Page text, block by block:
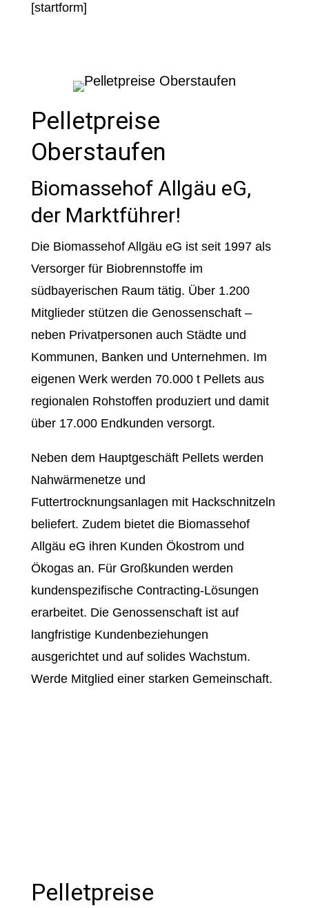
[startform]
Pelletpreise
Oberstaufen
Biomassehof Allgäu eG,
der Marktführer!
Die Biomassehof Allgäu eG ist seit 1997 als
Versorger für Biobrennstoffe im
südbayerischen Raum tätig. Über 1.200
Mitglieder stützen die Genossenschaft –
neben Privatpersonen auch Städte und
Kommunen, Banken und Unternehmen. Im
eigenen Werk werden 70.000 t Pellets aus
regionalen Rohstoffen produziert und damit
über 17.000 Endkunden versorgt.
Neben dem Hauptgeschäft Pellets werden
Nahwärmenetze und
Futtertrocknungsanlagen mit Hackschnitzeln
beliefert. Zudem bietet die Biomassehof
Allgäu eG ihren Kunden Ökostrom und
Ökogas an. Für Großkunden werden
kundenspezifische Contracting-Lösungen
erarbeitet. Die Genossenschaft ist auf
langfristige Kundenbeziehungen
ausgerichtet und auf solides Wachstum.
Werde Mitglied einer starken Gemeinschaft.
Pelletpreise